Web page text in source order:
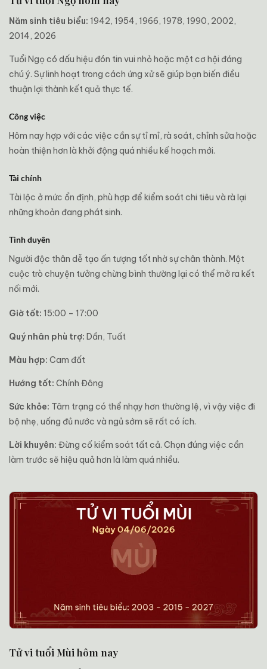
Năm sinh tiêu biểu: 1942, 1954, 1966, 1978, 1990, 2002,
2014, 2026
Tuổi Ngọ có dấu hiệu đón tin vui nhỏ hoặc một cơ hội đáng
chú ý. Sự linh hoạt trong cách ứng xử sẽ giúp bạn biến điều
thuận lợi thành kết quả thực tế.
Công việc
Hôm nay hợp với các việc cần sự tỉ mỉ, rà soát, chỉnh sửa hoặc
hoàn thiện hơn là khởi động quá nhiều kế hoạch mới.
Tài chính
Tài lộc ở mức ổn định, phù hợp để kiểm soát chi tiêu và rà lại
những khoản đang phát sinh.
Tình duyên
Người độc thân dễ tạo ấn tượng tốt nhờ sự chân thành. Một
cuộc trò chuyện tưởng chừng bình thường lại có thể mở ra kết
nối mới.
Giờ tốt: 15:00 – 17:00
Quý nhân phù trợ: Dần, Tuất
Màu hợp: Cam đất
Hướng tốt: Chính Đông
Sức khỏe: Tâm trạng có thể nhạy hơn thường lệ, vì vậy việc đi
bộ nhẹ, uống đủ nước và ngủ sớm sẽ rất có ích.
Lời khuyên: Đừng cố kiểm soát tất cả. Chọn đúng việc cần
làm trước sẽ hiệu quả hơn là làm quá nhiều.
Tử vi tuổi Mùi hôm nay